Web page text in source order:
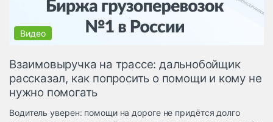
Негабаритные и
опасные грузы
Безопасность и
Таможня и ВЭД
терминалы
Взаимовыручка на трассе: дальнобойщик
рассказал, как попросить о помощи и кому не
нужно помогать
Водитель уверен: помощи на дороге не придётся долго